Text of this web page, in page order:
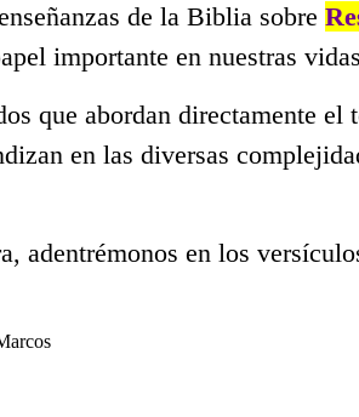
de la Biblia sobre
importante en nuestras
que abordan directamente el
en las diversas
adentrémonos en los